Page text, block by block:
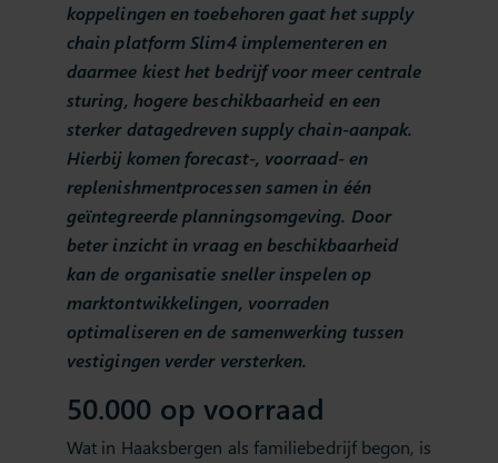
koppelingen en toebehoren gaat het supply
chain platform Slim4 implementeren en
daarmee kiest het bedrijf voor meer centrale
sturing, hogere beschikbaarheid en een
sterker datagedreven supply chain-aanpak.
Hierbij komen forecast-, voorraad- en
replenishmentprocessen samen in één
geïntegreerde planningsomgeving. Door
beter inzicht in vraag en beschikbaarheid
kan de organisatie sneller inspelen op
marktontwikkelingen, voorraden
optimaliseren en de samenwerking tussen
vestigingen verder versterken.
50.000 op voorraad
Wat in Haaksbergen als familiebedrijf begon, is